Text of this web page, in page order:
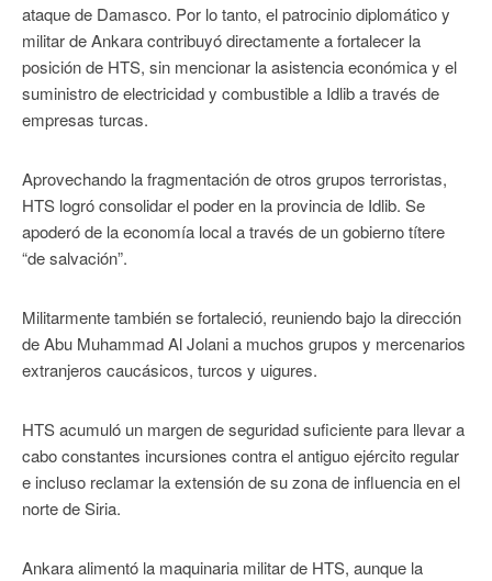
ataque de Damasco. Por lo tanto, el patrocinio diplomático y
militar de Ankara contribuyó directamente a fortalecer la
posición de HTS, sin mencionar la asistencia económica y el
suministro de electricidad y combustible a Idlib a través de
empresas turcas.
Aprovechando la fragmentación de otros grupos terroristas,
HTS logró consolidar el poder en la provincia de Idlib. Se
apoderó de la economía local a través de un gobierno títere
“de salvación”.
Militarmente también se fortaleció, reuniendo bajo la dirección
de Abu Muhammad Al Jolani a muchos grupos y mercenarios
extranjeros caucásicos, turcos y uigures.
HTS acumuló un margen de seguridad suficiente para llevar a
cabo constantes incursiones contra el antiguo ejército regular
e incluso reclamar la extensión de su zona de influencia en el
norte de Siria.
Ankara alimentó la maquinaria militar de HTS, aunque la